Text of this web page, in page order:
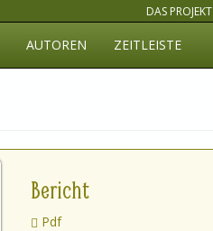
DAS PROJEKT
AUTOREN ZEITLEISTE
Bericht
Pdf